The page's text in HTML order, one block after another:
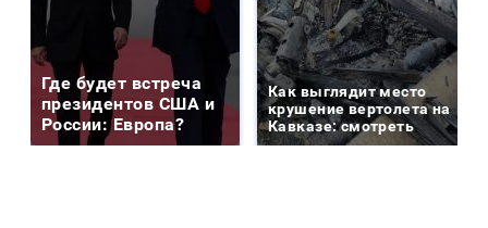
Где будет встреча
президентов США и
России: Европа?
Как выглядит место
крушение вертолета на
Кавказе: смотреть